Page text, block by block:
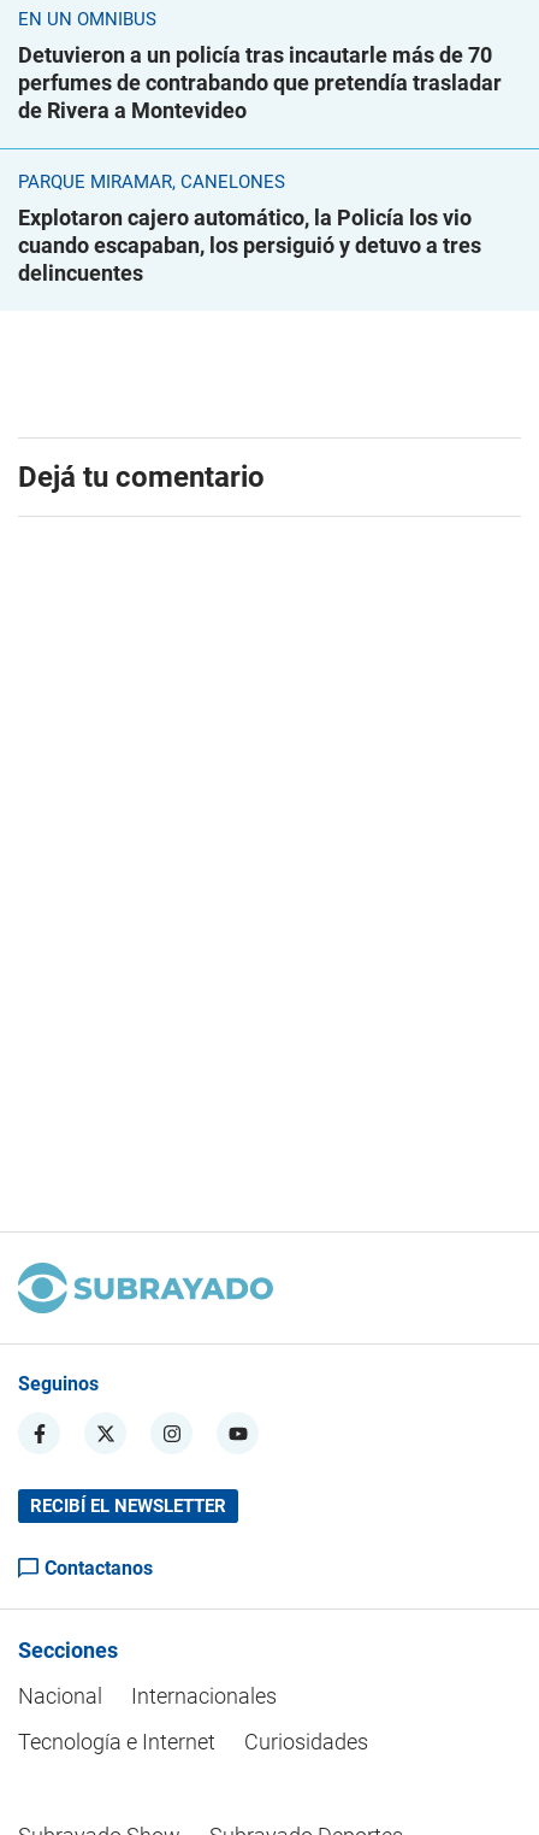
EN UN ÓMNIBUS
Detuvieron a un policía tras incautarle más de 70
perfumes de contrabando que pretendía trasladar
de Rivera a Montevideo
PARQUE MIRAMAR, CANELONES
Explotaron cajero automático, la Policía los vio
cuando escapaban, los persiguió y detuvo a tres
delincuentes
Dejá tu comentario
Seguinos
RECIBÍ EL NEWSLETTER
Contactanos
Secciones
Nacional
Internacionales
Tecnología e Internet
Curiosidades